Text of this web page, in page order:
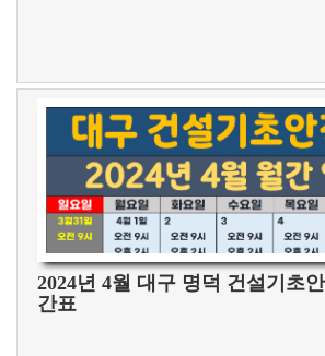
2024년 4월 대구 명덕 건설기초
간표